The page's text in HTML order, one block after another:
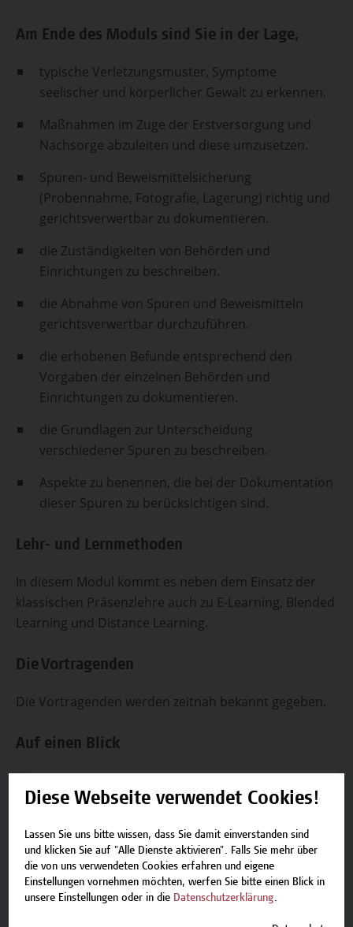
Am Ende des Moduls sind Sie in der Lage,
typische Verletzungsmuster, Symptome
seelischer und körperlicher Gewalt zu erkennen.
Maßnahmen im Zuge der Erstversorgung und
Nachsorge abzuleiten und diese umzusetzen.
Spuren- und Beweismittelsicherung
(Probennahme, Fotografie, Lagerung) richtig und
gerichtsverwertbar zu dokumentieren.
die Zuständigkeiten von Behörden und
Einrichtungen zu beschreiben.
die Abnahme von Spuren und Beweismitteln
gerichtsverwertbar durchzuführen.
die erhobenen Befunde entsprechend den
Vorgaben der einzelnen Behörden und
Einrichtungen zu dokumentieren.
die Grundlagen zur Unterscheidung
verschiedener Spuren zu beschreiben.
Aspekte zu benennen, die bei der Dokumentation
dieser Spuren zu berücksichtigen sind.
Lehr- und Lernmethoden
In diesem Modul kommt es neben dem Einsatz der
klassischen Präsenzlehre auch zu E-Learning, Blended
Learning und Distance Learning.
Die Vortragenden
Die Vortragenden werden zeitnah bekannt gegeben.
Auf einen Blick
Zielgruppe
Gesundheits- und Krankenpflege, sowie
Personen aus den Bereichen Diätologie,
Ergotherapie, Hebammenwesen, Logopädie,
Phoniatrie, Audiologie, Physiotherapie,
Radiotechnologie und Personen aus den
Diese Webseite verwendet Cookies!
Lassen Sie uns bitte wissen, dass Sie damit einverstanden sind
und klicken Sie auf "Alle Dienste aktivieren". Falls Sie mehr über
die von uns verwendeten Cookies erfahren und eigene
Einstellungen vornehmen möchten, werfen Sie bitte einen Blick in
unsere Einstellungen oder in die Datenschutzerklärung.